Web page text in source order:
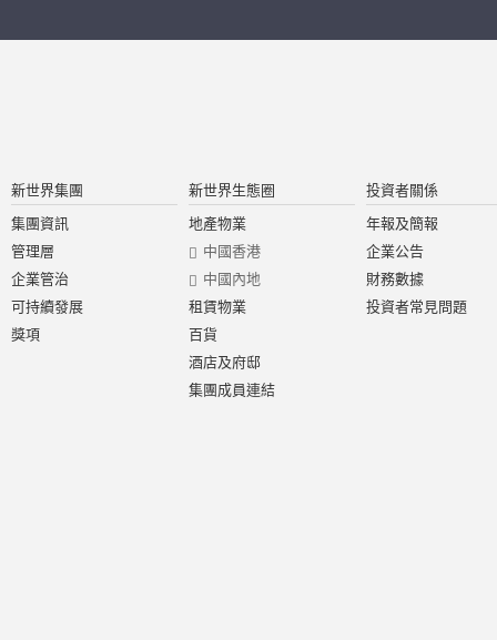
新世界集團
集團資訊
管理層
企業管治
可持續發展
獎項
新世界生態圈
地產物業
中國香港
中國內地
租賃物業
百貨
酒店及府邸
集團成員連結
投資者關係
年報及簡報
企業公告
財務數據
投資者常見問題